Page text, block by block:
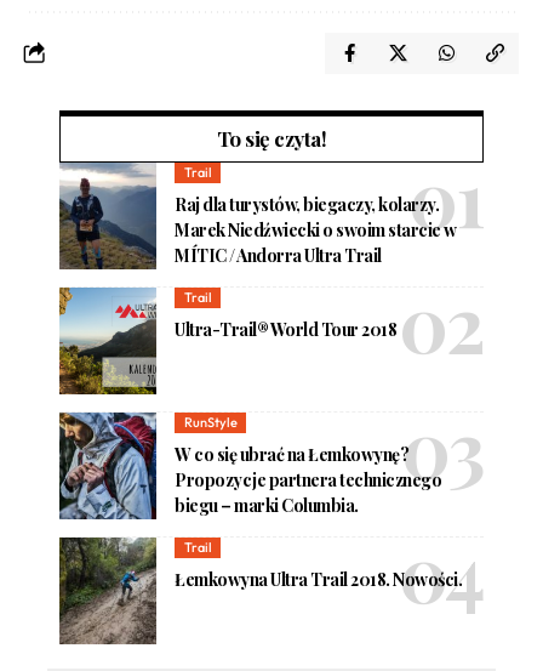
To się czyta!
Trail
Raj dla turystów, biegaczy, kolarzy.
Marek Niedźwiecki o swoim starcie w
MÍTIC / Andorra Ultra Trail
Trail
Ultra-Trail® World Tour 2018
RunStyle
W co się ubrać na Łemkowynę?
Propozycje partnera technicznego
biegu – marki Columbia.
Trail
Łemkowyna Ultra Trail 2018. Nowości.